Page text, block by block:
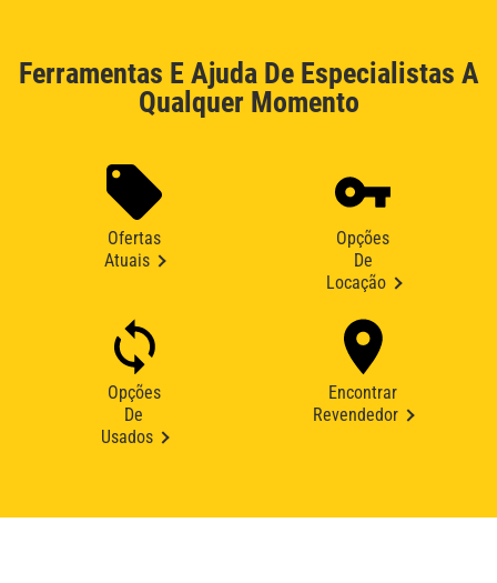
Ferramentas E Ajuda De Especialistas A
Qualquer Momento
Ofertas
Atuais
Opções
De
Locação
Opções
De
Usados
Encontrar
Revendedor